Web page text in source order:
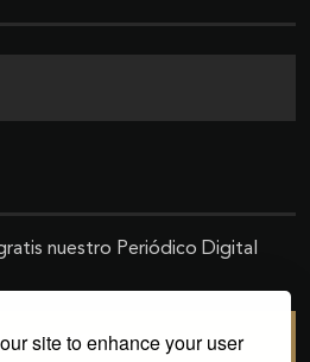
site to enhance your user
nuestro Periódico Digital